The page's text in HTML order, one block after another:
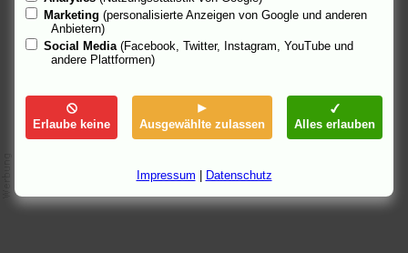
24.8.05 21:36, aktualisiert: 9.6.06 00:12
Marketing (personalisierte Anzeigen von Google und anderen
Anbietern)
Social Media (Facebook, Twitter, Instagram, YouTube und
andere Plattformen)
Erlaube keine Ausgewählte zulassen Alles erlauben
Impressum Datenschutz